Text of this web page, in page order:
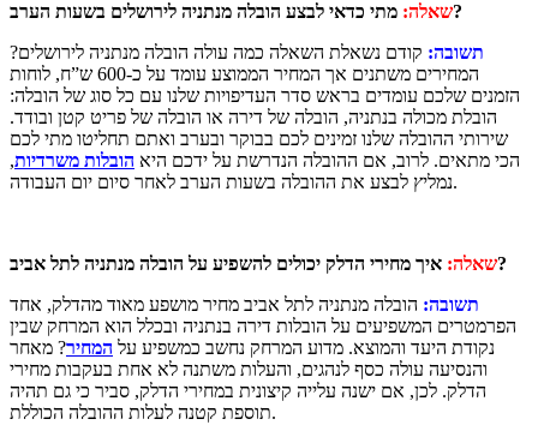
שאלה:מתי כדאי לבצע הובלה מנתניה לירושלים בשעות הערב?
תשובה: קודם נשאלת השאלה כמה עולה הובלה מנתניה לירושלים?
המחירים משתנים אך המחיר הממוצע עומד על כ-600 ש”ח, לוחות
הזמנים שלכם עומדים בראש סדר העדיפויות שלנו עם כל סוג של הובלה:
הובלת מכולה בנתניה, הובלה של דירה או הובלה של פריט קטן ובודד.
שירותי ההובלה שלנו זמינים לכם בבוקר ובערב ואתם תחליטו מתי לכם
הכי מתאים. לרוב, אם ההובלה הנדרשת על ידכם היא הובלות משרדיות,
נמליץ לבצע את ההובלה בשעות הערב לאחר סיום יום העבודה.
שאלה:איך מחירי הדלק יכולים להשפיע על הובלה מנתניה לתל אביב?
תשובה: הובלה מנתניה לתל אביב מחיר מושפע מאוד מהדלק, אחד
הפרמטרים המשפיעים על הובלות דירה בנתניה ובכלל הוא המרחק שבין
נקודת היעד והמוצא. מדוע המרחק נחשב כמשפיע על המחיר? מאחר
והנסיעה עולה כסף לנהגים, והעלות משתנה לא אחת בעקבות מחירי
הדלק. לכן, אם ישנה עלייה קיצונית במחירי הדלק, סביר כי גם תהיה
תוספת קטנה לעלות ההובלה הכוללת.